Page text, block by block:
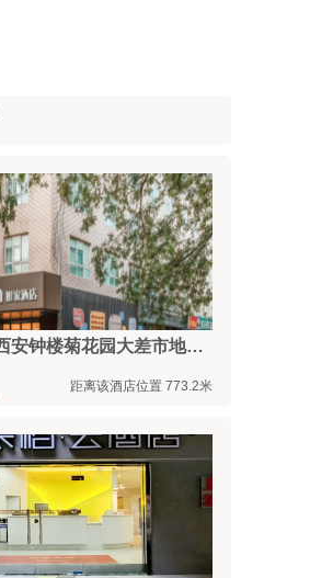
如家·neo-西安钟楼菊花园大差市地铁站店
距离该酒店位置 773.2米